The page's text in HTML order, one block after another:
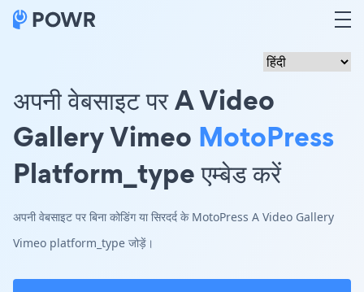
अपनी वेबसाइट पर A Video
Gallery Vimeo MotoPress
Platform_type एम्बेड करें
अपनी वेबसाइट पर बिना कोडिंग या सिरदर्द के MotoPress A Video Gallery
Vimeo platform_type जोड़ें।